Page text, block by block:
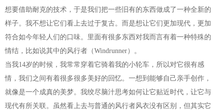
想要借助耐克的技术，于是我们把一些旧有的东西做成了一种全新的
样子。我不想让它们看上去过于复古。而是想让它们更加现代，更加
符合如今年轻人们的口味。里面有很多东西对我而言有着一种特殊的
情结，比如说其中的风行者（Windrunner）。
当我14岁的时候，我常常穿着它骑着我的小轮车，所以对它很有感
情，我们之间有着很多很多美好的回忆。一想到能够自己亲手创作，
就像是一个成真的美梦。我绞尽脑汁思考如何让它贴近时代，让它与
现代有所关联。虽然看上去与普通的风行者风衣没有区别，但其实它